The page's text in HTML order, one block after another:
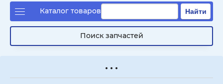
Каталог товаров Найти
Поиск запчастей